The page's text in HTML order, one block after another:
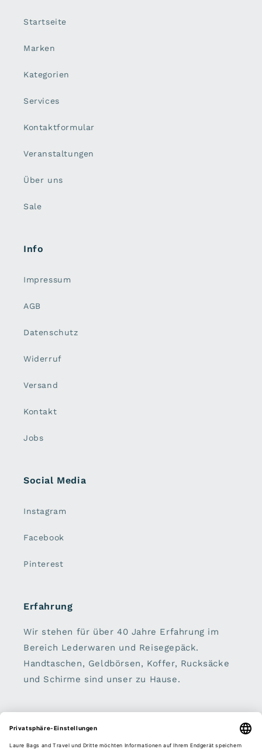
Startseite
Marken
Kategorien
Services
Kontaktformular
Veranstaltungen
Über uns
Sale
Info
Impressum
AGB
Datenschutz
Widerruf
Versand
Kontakt
Jobs
Social Media
Instagram
Facebook
Pinterest
Erfahrung
Wir stehen für über 40 Jahre Erfahrung im
Bereich Lederwaren und Reisegepäck.
Handtaschen, Geldbörsen, Koffer, Rucksäcke
und Schirme sind unser zu Hause.